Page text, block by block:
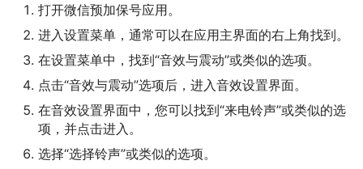
打开微信预加保号应用。
进入设置菜单，通常可以在应用主界面的右上角找到。
在设置菜单中，找到“音效与震动”或类似的选项。
点击“音效与震动”选项后，进入音效设置界面。
在音效设置界面中，您可以找到“来电铃声”或类似的选
项，并点击进入。
选择“选择铃声”或类似的选项。